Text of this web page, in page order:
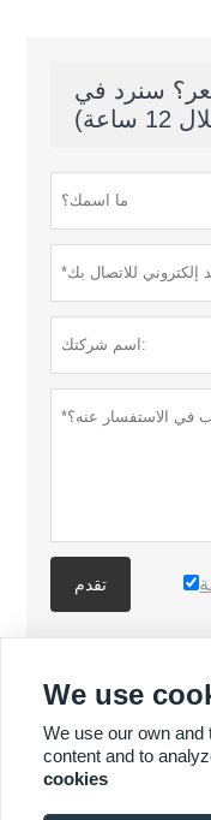
سنرد في
تقدم
المزيد من الخدمات
We use
We use our own
content and to
cookies